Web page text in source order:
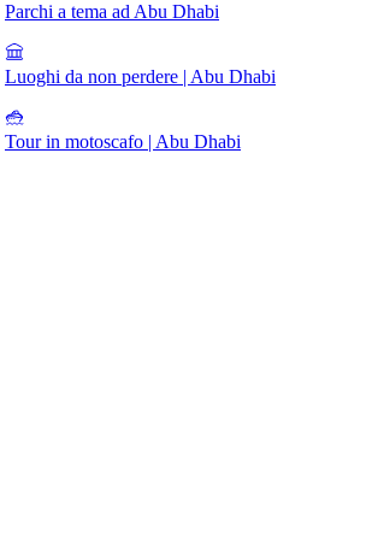
Parchi a tema ad Abu Dhabi
Luoghi da non perdere | Abu Dhabi
Tour in motoscafo | Abu Dhabi